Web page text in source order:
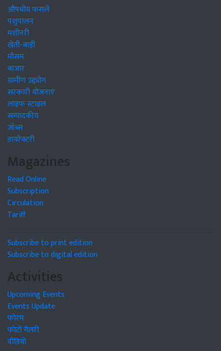
औषधीय फसलें
पशुपालन
मशीनरी
खेती-बाड़ी
मौसम
बाजार
ग्रामीण उद्द्योग
सरकारी योजनाएं
लाइफ स्टाइल
सम्पादकीय
जॉब्स
डायरेक्टरी
Magazines
Read Online
Subscription
Circulation
Tariff
Subscribe to print edition
Subscribe to digital edition
Activities
Upcoming Events
Events Update
फोरम
फोटो गैलरी
वीडियो